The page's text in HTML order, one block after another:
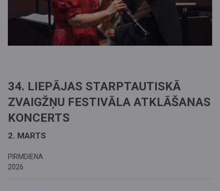
34. LIEPĀJAS STARPTAUTISKĀ
ZVAIGŽŅU FESTIVĀLA ATKLĀŠANAS
KONCERTS
2. MARTS
PIRMDIENA
2026